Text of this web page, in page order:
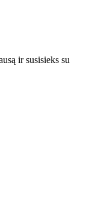
ir susisieks su